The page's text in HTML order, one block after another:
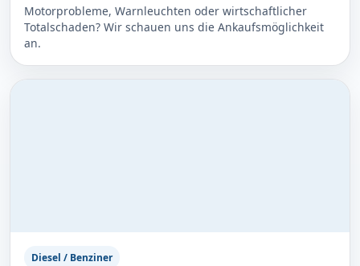
Motorprobleme, Warnleuchten oder wirtschaftlicher
Totalschaden? Wir schauen uns die Ankaufsmöglichkeit
an.
Diesel / Benziner